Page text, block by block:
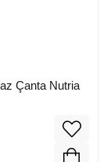
Çanta Nutria